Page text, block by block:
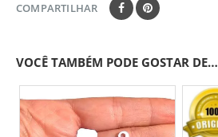
COMPARTILHAR
VOCÊ TAMBÉM PODE GOSTAR DE…